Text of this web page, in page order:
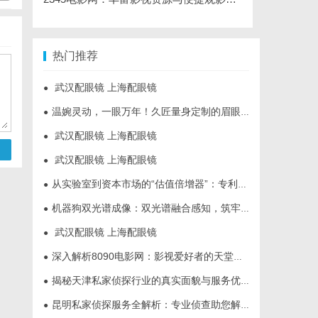
热门推荐
● 武汉配眼镜 上海配眼镜
● 温婉灵动，一眼万年！久匠量身定制的眉眼唇，才是你整张脸的点睛之笔！淡颜系女生的气质加分项
● 武汉配眼镜 上海配眼镜
● 武汉配眼镜 上海配眼镜
● 从实验室到资本市场的“估值倍增器”：专利律师如何重塑硬科技企业的融资逻辑
● 机器狗双光谱成像：双光谱融合感知，筑牢工矿机器狗全域巡检识别能力
● 武汉配眼镜 上海配眼镜
● 深入解析8090电影网：影视爱好者的天堂与全新观影体验
● 揭秘天津私家侦探行业的真实面貌与服务优势
● 昆明私家侦探服务全解析：专业侦查助您解决疑难问题